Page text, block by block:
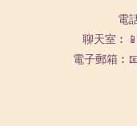
電
聊天室
電子郵箱